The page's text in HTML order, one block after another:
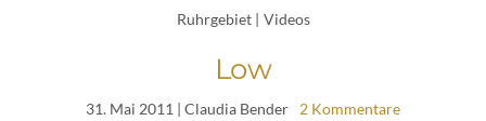
Ruhrgebiet | Videos
Low
31. Mai 2011 | Claudia Bender 2 Kommentare